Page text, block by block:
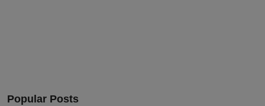
Popular Posts